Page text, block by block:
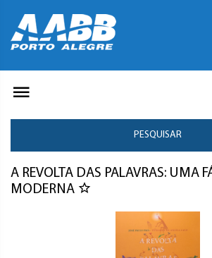
PESQUISAR
A REVOLTA DAS PALAVRAS: UMA
MODERNA